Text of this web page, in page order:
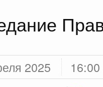
2025 16:00
Здоровье
Образование
Культура